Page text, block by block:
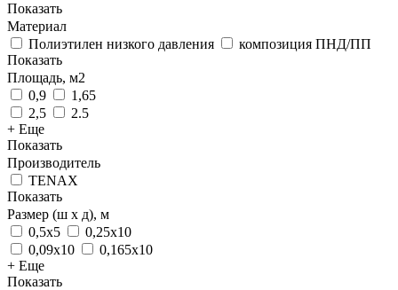
Показать
Материал
Полиэтилен низкого давления
композиция ПНД/ПП
Показать
Площадь, м2
0,9
1,65
2,5
2.5
+ Еще
Показать
Производитель
TENAX
Показать
Размер (ш х д), м
0,5x5
0,25х10
0,09х10
0,165х10
+ Еще
Показать